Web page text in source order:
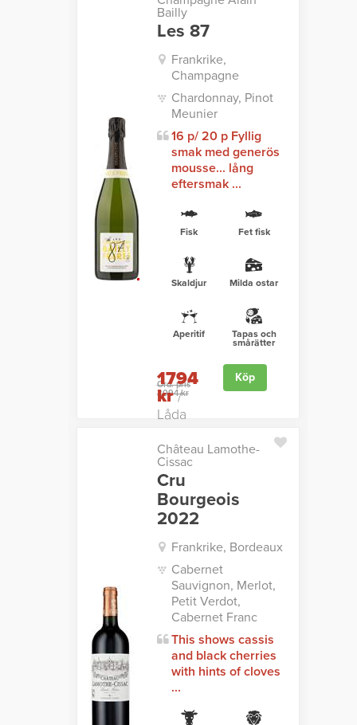
Bailly
Les 87
Frankrike,
Champagne
Chardonnay, Pinot
Meunier
16 p/ 20 p Fyllig
smak med generös
mousse... lång
eftersmak ...
Fisk Fet fisk
Skaldjur Milda ostar
Aperitif Tapas och
smårätter
Ord. pris
2094 kr
1794
kr/
Låda
Köp
Château Lamothe-
Cissac
Cru
Bourgeois
2022
Frankrike, Bordeaux
Cabernet
Sauvignon, Merlot,
Petit Verdot,
Cabernet Franc
This shows cassis
and black cherries
with hints of cloves
...